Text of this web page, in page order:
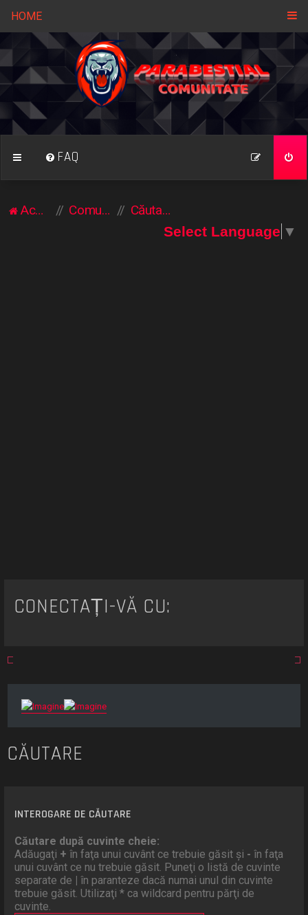
HOME
FAQ
Acasă Comunitate
Căutare
Select Language ▼
CONECTAȚI-VĂ CU:
CĂUTARE
INTEROGARE DE CĂUTARE
Căutare după cuvinte cheie:
Adăugaţi + în faţa unui cuvânt ce trebuie găsit şi - în faţa
unui cuvânt ce nu trebuie găsit. Puneţi o listă de cuvinte
separate de | în paranteze dacă numai unul din cuvinte
trebuie găsit. Utilizaţi * ca wildcard pentru părţi de
cuvinte.